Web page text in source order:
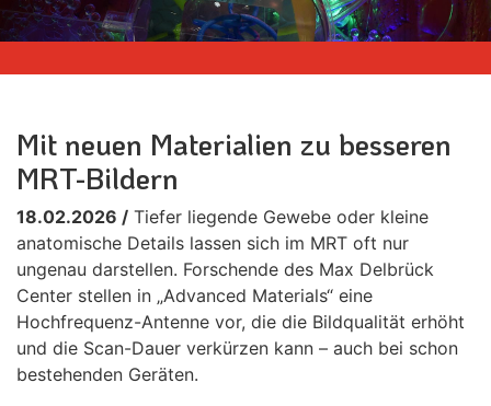
Mit neuen Materialien zu besseren
MRT-Bildern
18.02.2026 / Tiefer liegende Gewebe oder kleine
anatomische Details lassen sich im MRT oft nur
ungenau darstellen. Forschende des Max Delbrück
Center stellen in „Advanced Materials“ eine
Hochfrequenz-Antenne vor, die die Bildqualität erhöht
und die Scan-Dauer verkürzen kann – auch bei schon
bestehenden Geräten.